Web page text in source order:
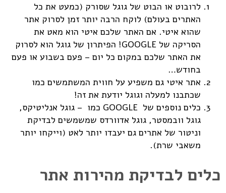
לרובוט או הבוט של גוגל שסורק (כמעט את כל
האתרים בעולם) לוקח הרבה יותר זמן לסרוק אתר
שהוא איטי. אם האתר שלכם איטי הוא מאט את
הסריקה של GOOGLE! הפיתרון של גוגל הוא לסרוק
את האתר שלכם במקום כל יום – פעם בשבוע או פעם
בחודש…
אתר איטי גם משפיע על חווית המשתמשים כמו
שכתבנו למעלה וגוגל יודעת את זה!
כלים נוספים של GOOGLE כמו – גוגל אנליטיקס,
גוגל וובמסטר, גוגל אדוורדס שמשמשים לבדיקת
וניטור של אתרים גם יעבדו יותר לאט (וייקחו יותר
משאבי שרת).
כלים לבדיקת מהירות אתר